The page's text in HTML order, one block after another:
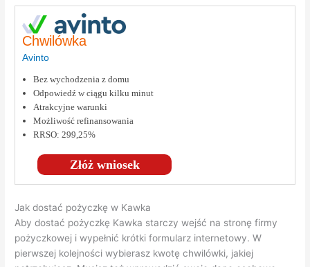
Chwilówka
Avinto
Złóż wniosek
Bez wychodzenia z domu
Odpowiedź w ciągu kilku minut
Atrakcyjne warunki
Możliwość refinansowania
RRSO: 299,25%
Jak dostać pożyczkę w Kawka
Aby dostać pożyczkę Kawka starczy wejść na stronę firmy
pożyczkowej i wypełnić krótki formularz internetowy. W
pierwszej kolejności wybierasz kwotę chwilówki, jakiej